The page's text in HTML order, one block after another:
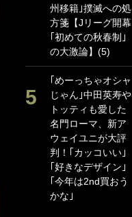
州移籍｣撲滅への処
方箋【Jリーグ開幕
｢初めての秋春制｣
の大激論】(5)
｢めーっちゃオシャ
じゃん｣中田英寿や
トッティも愛した
名門ローマ、新ア
ウェイユニが大評
判！｢カッコいい｣
｢好きなデザイン｣
｢今年は2nd買おう
かな｣